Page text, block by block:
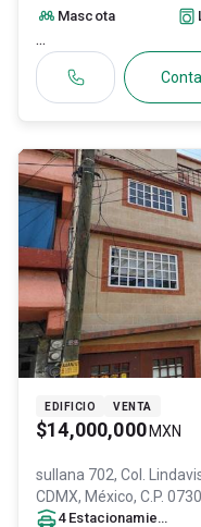
Mascota
...
EDIFICIO VENTA
$14,000,000 MXN
sullana 702, Col.
CDMX, México, C.P.
4 Estacionamiento